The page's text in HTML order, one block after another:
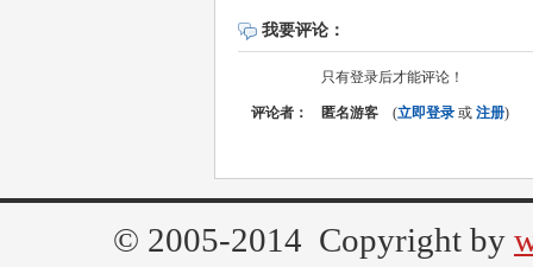
我要评论：
只有登录后才能评论！
评论者： 匿名游客 (立即登录 或 注册)
© 2005-2014 Copyright by